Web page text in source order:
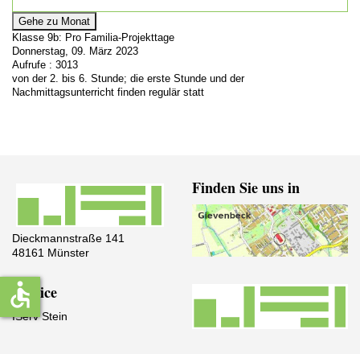
Gehe zu Monat
Klasse 9b: Pro Familia-Projekttage
Donnerstag, 09. März 2023
Aufrufe : 3013
von der 2. bis 6. Stunde; die erste Stunde und der
Nachmittagsunterricht finden regulär statt
Dieckmannstraße 141
48161 Münster
Finden Sie uns in
Service
IServ Stein
accessible